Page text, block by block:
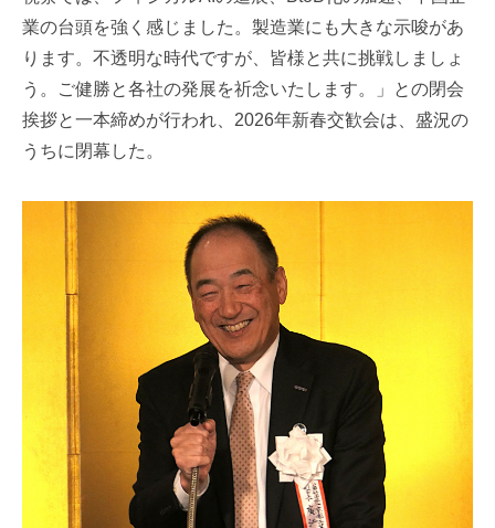
業の台頭を強く感じました。製造業にも大きな示唆があ
ります。不透明な時代ですが、皆様と共に挑戦しましょ
う。ご健勝と各社の発展を祈念いたします。」との閉会
挨拶と一本締めが行われ、2026年新春交歓会は、盛況の
うちに閉幕した。